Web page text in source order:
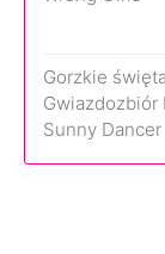
Gorzkie święta
Gwiazdozbiór
Sunny Dancer